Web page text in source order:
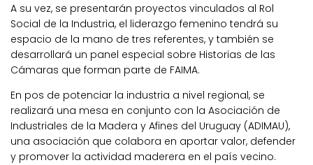
A su vez, se presentarán proyectos vinculados al Rol
Social de la Industria, el liderazgo femenino tendrá su
espacio de la mano de tres referentes, y también se
desarrollará un panel especial sobre Historias de las
Cámaras que forman parte de FAIMA.
En pos de potenciar la industria a nivel regional, se
realizará una mesa en conjunto con la Asociación de
Industriales de la Madera y Afines del Uruguay (ADIMAU),
una asociación que colabora en aportar valor, defender
y promover la actividad maderera en el país vecino.